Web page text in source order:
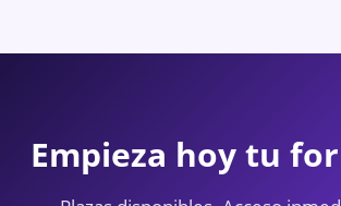
Empieza hoy tu